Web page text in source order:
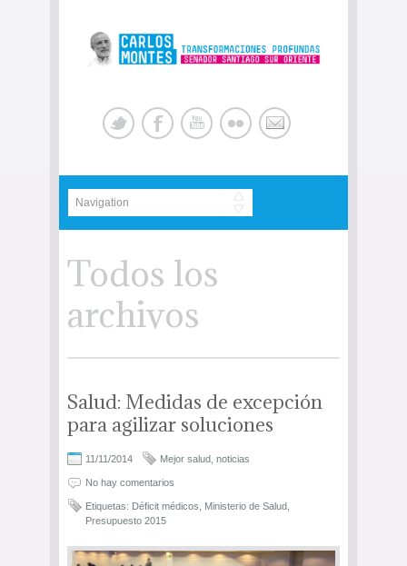
Todos los
archivos
Salud: Medidas de excepción
para agilizar soluciones
11/11/2014 Mejor salud noticias
No hay comentarios
Etiquetas: Déficit médicos Ministerio de Salud
Presupuesto 2015